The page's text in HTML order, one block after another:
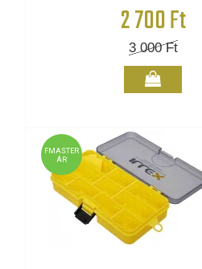
2 700 Ft
3 000Ft
FMASTER
ÁR